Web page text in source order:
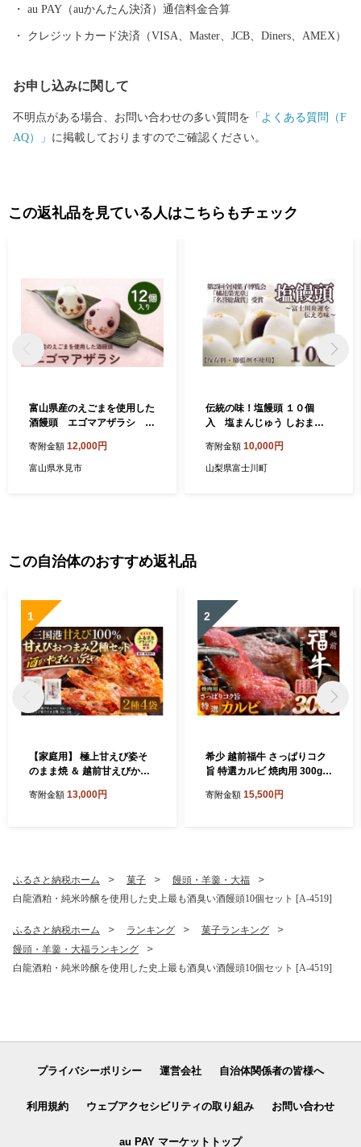
景勝地「東尋坊」に代表される海岸線や現存十二天守として知ら
れる「丸岡城」などを有することでも有名です。 心から笑顔にな
ただいた個人情報は、坂井市が責任をもって管理し、関係法令で
せていただき、その手段として、電子メールの配信やパンフレッ
ご連絡ください。
au PAY（auかんたん決済）通信料金合算
クレジットカード決済（VISA、Master、JCB、Diners、AMEX）
お申し込みに関して
不明点がある場合、お問い合わせの多い質問を 「よくある質問（F
AQ）」 に掲載しておりますのでご確認ください。
この返礼品を見ている人はこちらもチェック
富山県産のえごまを使用した
酒饅頭 エゴマアザラシ
子】
寄附金額 12,000円
富山県氷見市
伝統の味！塩饅頭 １０個
入 塩まんじゅう しおまん
山梨 やまなし おかし 和菓子
寄附金額 10,000円
山梨県富士川町
この自治体のおすすめ返礼品
1
【家庭用】 極上甘えび姿そ
のまま焼 ＆ 越前甘えびから
6]
寄附金額 13,000円
2
希少 越前福牛 さっぱりコク
旨 特選カルビ 焼肉用 300g
牛 赤身和牛 かるび 肉 牛 牛
寄附金額 15,500円
ふるさと納税ホーム 菓子
饅頭・羊羹・大福
白龍酒粕・純米吟醸を使用した史上最も酒臭い酒饅頭10個セット [A-4519]
ふるさと納税ホーム ランキング
菓子ランキング
饅頭・羊羹・大福ランキング
白龍酒粕・純米吟醸を使用した史上最も酒臭い酒饅頭10個セット [A-4519]
プライバシーポリシー 運営会社 自治体関係者の皆様へ
利用規約 ウェブアクセシビリティの取り組み お問い合わせ
au PAY マーケットトップ